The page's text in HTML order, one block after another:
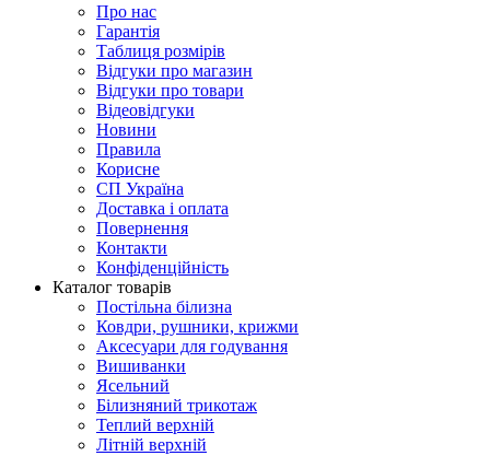
Про нас
Гарантія
Таблиця розмірів
Відгуки про магазин
Відгуки про товари
Відеовідгуки
Новини
Правила
Корисне
СП Україна
Доставка і оплата
Повернення
Контакти
Конфіденційність
Каталог товарів
Постільна білизна
Ковдри, рушники, крижми
Аксесуари для годування
Вишиванки
Ясельний
Білизняний трикотаж
Теплий верхній
Літній верхній